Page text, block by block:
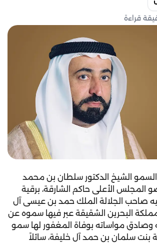
قراءة
الشيخ الدكتور سلطان بن محمد
المجلس الأعلى حاكم الشارقة، برقية
صاحب الجلالة الملك حمد بن عيسى آل
البحرين الشقيقة عبر فيها سموه عن
وصادق مواساته بوفاة المغفور لها سمو
بنت سلمان بن حمد آل خليفة، سائلاً